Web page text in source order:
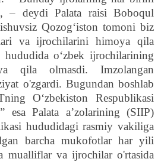
– deydi Palata raisi Boboqul
Qozog‘iston tomoni biz
va ijrochilarini himoya qila
hududida o‘zbek ijrochilarining
qila olmasdi. Imzolangan
o'zgardi. Bugundan boshlab
O‘zbekiston Respublikasi
esa Palata a’zolarining (SIIP)
hududidagi rasmiy vakiliga
barcha mukofotlar har yili
mualliflar va ijrochilar o'rtasida